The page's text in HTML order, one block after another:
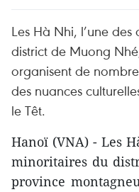
Les Hà Nhi, l’une
district de Muong
organisent de
des nuances
le Têt.
Hanoï (VNA) - Les
minoritaires du
province